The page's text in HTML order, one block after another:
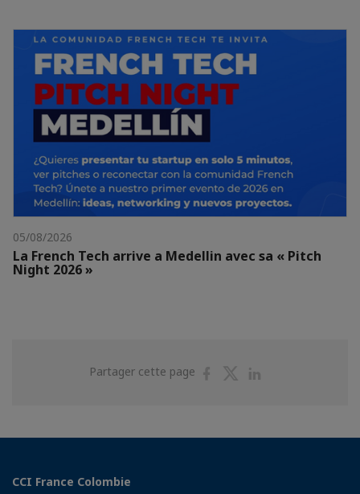
05/08/2026
La French Tech arrive a Medellin avec sa « Pitch
Night 2026 »
Partager cette page
PartagerPartager
CCI France Colombie